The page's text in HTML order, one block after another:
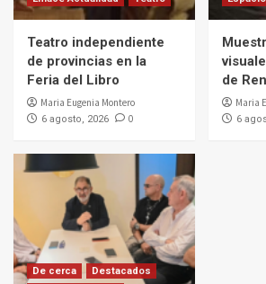
Teatro independiente
de provincias en la
Feria del Libro
Maria Eugenia Montero
6 agosto, 2026 0
de
Maria
6
De cerca Destacados